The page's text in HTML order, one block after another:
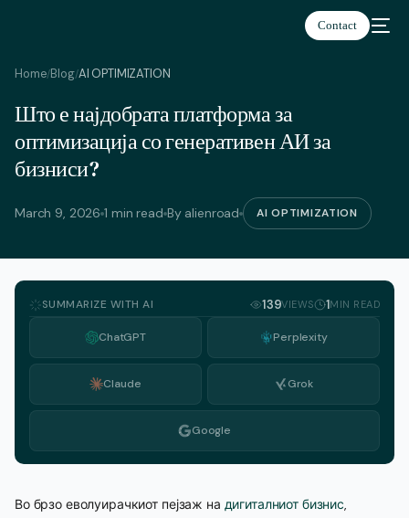
Contact
Home/Blog/AI OPTIMIZATION
Што е најдобрата платформа за
оптимизација со генеративен АИ за
бизниси?
March 9, 2026 1 min read By alienroad AI OPTIMIZATION
SUMMARIZE WITH AI 139VIEWS 1MIN READ
ChatGPT Perplexity
Claude Grok
Google
Во брзо еволуирачкиот пејзаж на дигиталниот бизнис,